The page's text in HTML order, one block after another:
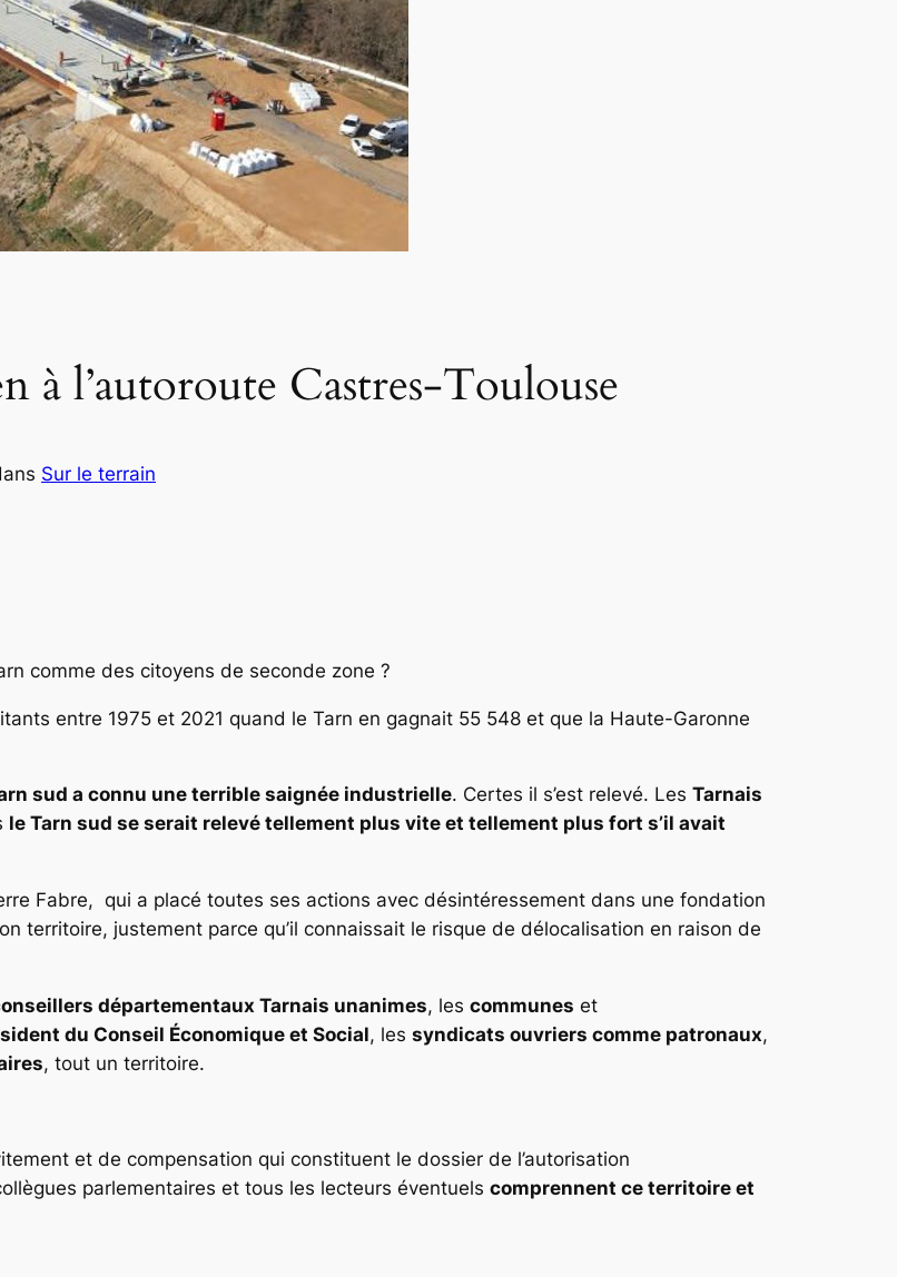
à l’autoroute Castres-Toulouse
Sur le terrain
comme des citoyens de seconde zone ?
entre 1975 et 2021 quand le Tarn en gagnait 55 548 et que la Haute-Garonne
sud a connu une terrible saignée industrielle. Certes il s’est relevé. Les Tarnais
le Tarn sud se serait relevé tellement plus vite et tellement plus fort s’il avait
Fabre, qui a placé toutes ses actions avec désintéressement dans une fondation
territoire, justement parce qu’il connaissait le risque de délocalisation en raison de
départementaux Tarnais unanimes, les communes et
du Conseil Économique et Social, les syndicats ouvriers comme patronaux,
, tout un territoire.
et de compensation qui constituent le dossier de l’autorisation
parlementaires et tous les lecteurs éventuels comprennent ce territoire et